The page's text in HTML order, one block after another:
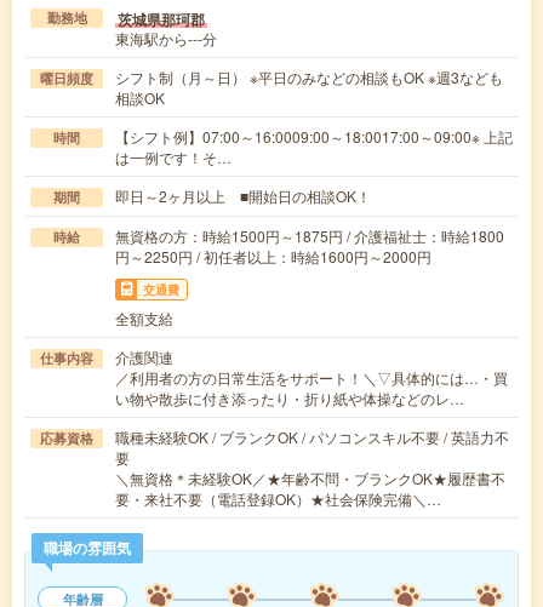
勤務地 茨城県那珂郡
東海駅から---分
曜日頻度
シフト制（月～日） ※平日のみなどの相談もOK ※週3なども
相談OK
時間
【シフト例】07:00～16:0009:00～18:0017:00～09:00※ 上記
は一例です！そ…
期間 即日～2ヶ月以上 ■開始日の相談OK！
時給
無資格の方：時給1500円～1875円 / 介護福祉士：時給1800
円～2250円 / 初任者以上：時給1600円～2000円
交通費
全額支給
仕事内容
介護関連
／利用者の方の日常生活をサポート！＼▽具体的には…・買
い物や散歩に付き添ったり・折り紙や体操などのレ…
応募資格
職種未経験OK / ブランクOK / パソコンスキル不要 / 英語力不
要
＼無資格＊未経験OK／★年齢不問・ブランクOK★履歴書不
要・来社不要（電話登録OK）★社会保険完備＼…
職場の雰囲気
年齢層